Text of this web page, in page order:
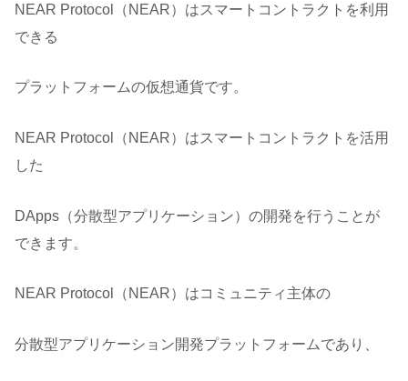
NEAR Protocol（NEAR）はスマートコントラクトを利用
できる
プラットフォームの仮想通貨です。
NEAR Protocol（NEAR）はスマートコントラクトを活用
した
DApps（分散型アプリケーション）の開発を行うことが
できます。
NEAR Protocol（NEAR）はコミュニティ主体の
分散型アプリケーション開発プラットフォームであり、